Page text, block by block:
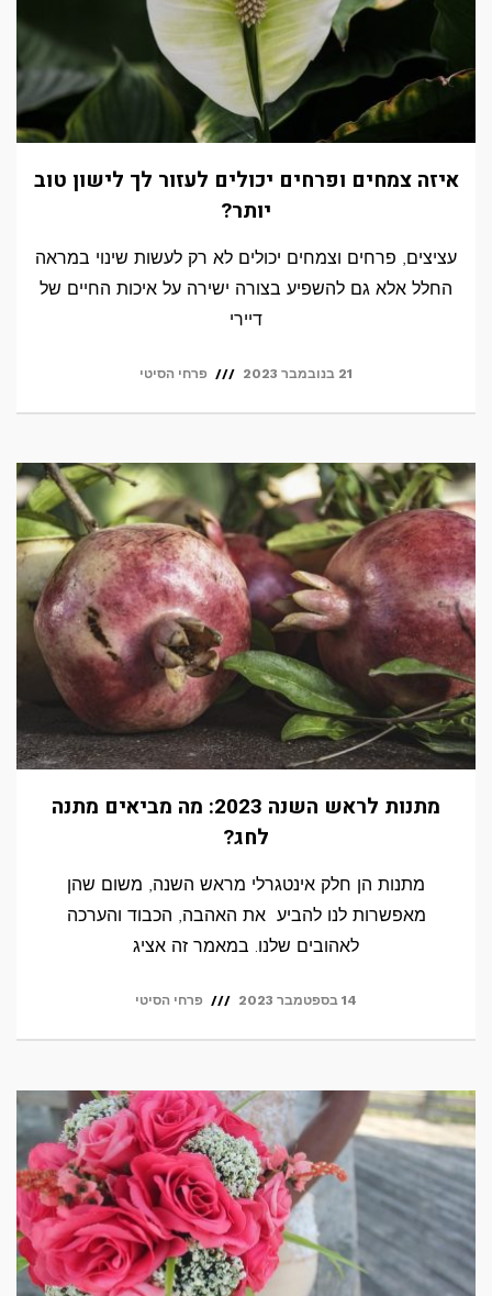
איזה צמחים ופרחים יכולים לעזור לך לישון טוב
יותר?
עציצים, פרחים וצמחים יכולים לא רק לעשות שינוי במראה
החלל אלא גם להשפיע בצורה ישירה על איכות החיים של
דיירי
21 בנובמבר 2023 פרחי הסיטי
מתנות לראש השנה 2023: מה מביאים מתנה
לחג?
מתנות הן חלק אינטגרלי מראש השנה, משום שהן
מאפשרות לנו להביע את האהבה, הכבוד והערכה
לאהובים שלנו. במאמר זה אציג
14 בספטמבר 2023 פרחי הסיטי